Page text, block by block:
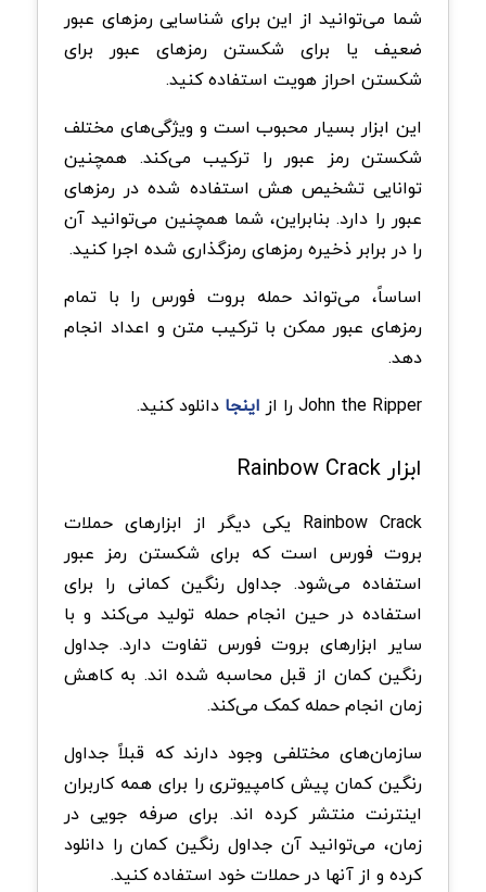
شما می‌توانید از این برای شناسایی رمزهای عبور
ضعیف یا برای شکستن رمزهای عبور برای
شکستن احراز هویت استفاده کنید.
این ابزار بسیار محبوب است و ویژگی‌های مختلف
شکستن رمز عبور را ترکیب می‌کند. همچنین
توانایی تشخیص هش استفاده شده در رمزهای
عبور را دارد. بنابراین، شما همچنین می‌توانید آن
را در برابر ذخیره رمزهای رمزگذاری شده اجرا کنید.
اساساً، می‌تواند حمله بروت فورس را با تمام
رمزهای عبور ممکن با ترکیب متن و اعداد انجام
دهد.
John the Ripper را از
اینجا دانلود کنید.
ابزار Rainbow Crack
Rainbow Crack یکی دیگر از ابزارهای حملات
بروت فورس است که برای شکستن رمز عبور
استفاده می‌شود. جداول رنگین کمانی را برای
استفاده در حین انجام حمله تولید می‌کند و با
سایر ابزارهای بروت فورس تفاوت دارد. جداول
رنگین کمان از قبل محاسبه شده اند. به کاهش
زمان انجام حمله کمک می‌کند.
سازمان‌های مختلفی وجود دارند که قبلاً جداول
رنگین کمان پیش کامپیوتری را برای همه کاربران
اینترنت منتشر کرده اند. برای صرفه جویی در
زمان، می‌توانید آن جداول رنگین کمان را دانلود
کرده و از آنها در حملات خود استفاده کنید.